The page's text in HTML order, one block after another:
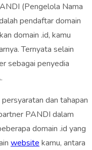
(Pengelola Nama
pendaftar domain
domain .id, kamu
Ternyata selain
sebagai penyedia
dan tahapan
PANDI dalam
domain .id yang
website kamu, antara